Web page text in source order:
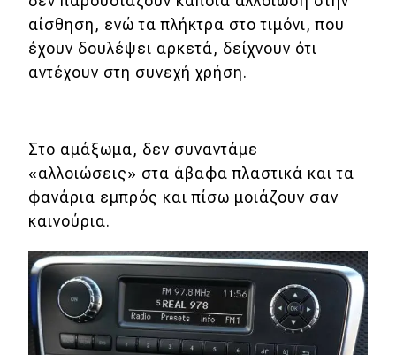
αίσθηση, ενώ τα πλήκτρα στο τιμόνι, που
έχουν δουλέψει αρκετά, δείχνουν ότι
αντέχουν στη συνεχή χρήση.
Στο αμάξωμα, δεν συναντάμε
«αλλοιώσεις» στα άβαφα πλαστικά και τα
φανάρια εμπρός και πίσω μοιάζουν σαν
καινούρια.